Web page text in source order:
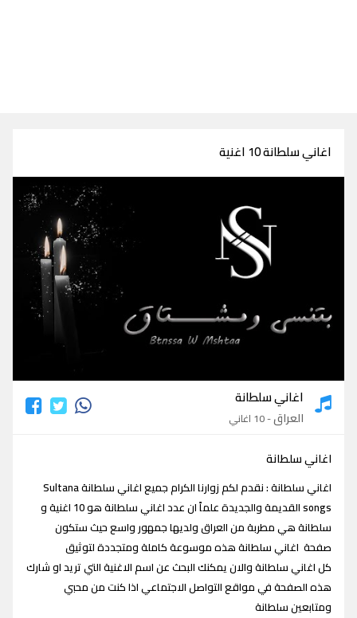
اغاني سلطانة 10 اغنية
اغاني سلطانة
العراق- 10 اغاني
اغاني سلطانة
اغاني سلطانة : نقدم لكم زوارنا الكرام جميع اغاني سلطانة Sultana
songs القديمة والجديدة علماً ان عدد اغاني سلطانة هو 10 اغنية و
سلطانة هي مطربة من العراق ولديها جمهور واسع حيث ستكون
صفحة اغاني سلطانة هذه موسوعة كاملة ومتجددة لتوثيق
كل اغاني سلطانة والان يمكنك البحث عن اسم الاغنية التي تريد او شارك
هذه الصفحة في مواقع التواصل الاجتماعي اذا كنت من محبي
ومتابعين سلطانة